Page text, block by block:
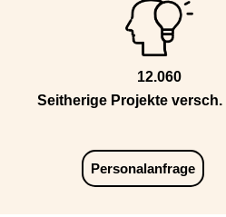
12.060
Seitherige Projekte
Personalanfrage